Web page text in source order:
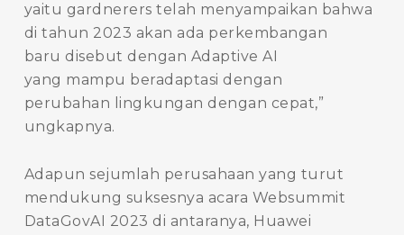
yaitu gardnerers telah menyampaikan bahwa
di tahun 2023 akan ada perkembangan
baru disebut dengan Adaptive AI
yang mampu beradaptasi dengan
perubahan lingkungan dengan cepat,”
ungkapnya.
Adapun sejumlah perusahaan yang turut
mendukung suksesnya acara Websummit
DataGovAI 2023 di antaranya, Huawei